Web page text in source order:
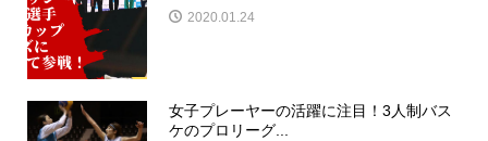
2020.01.24
女子プレーヤーの活躍に注目！3人制バス
ケのプロリーグ...